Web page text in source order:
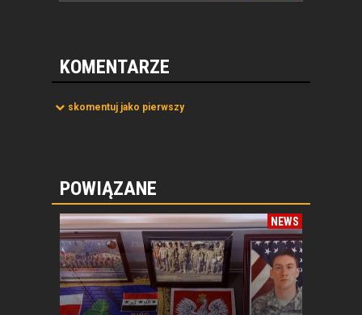
KOMENTARZE
skomentuj jako pierwszy
POWIĄZANE
NEWS